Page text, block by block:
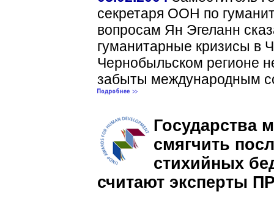
секретаря ООН по
вопросам Ян Эгеланн
гуманитарные кризисы в
Чернобыльском регионе
забыты международным
Государства
смягчить
стихийных
считают эксперты